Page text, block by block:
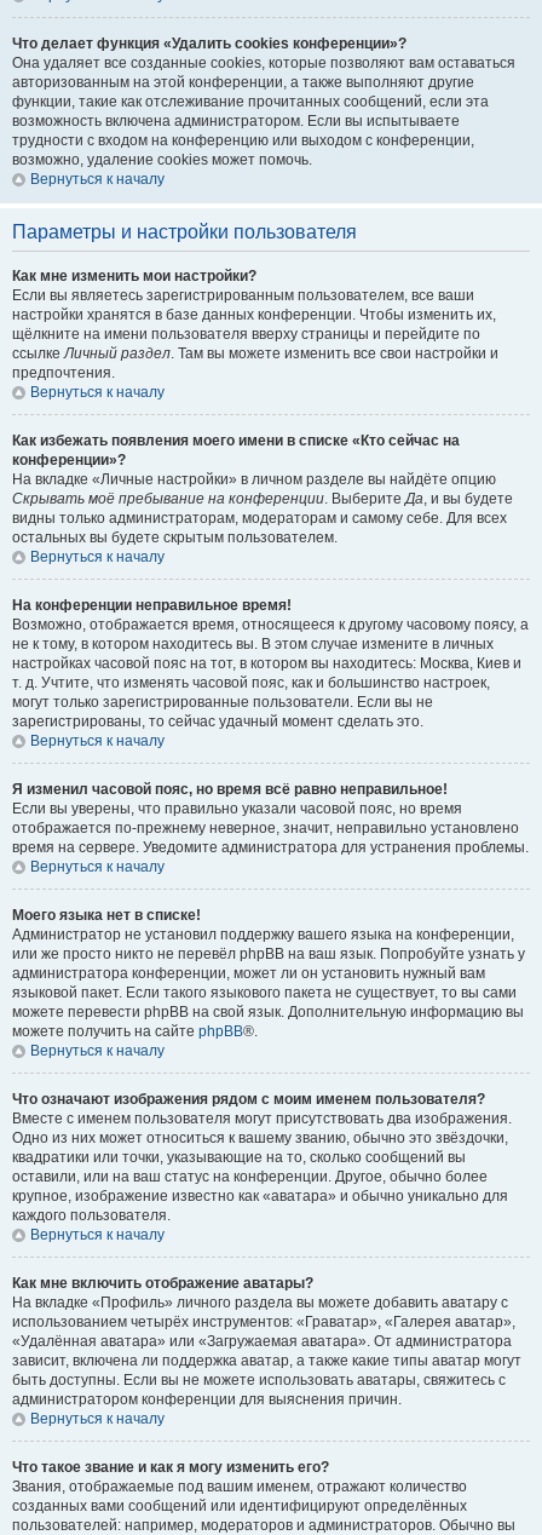
Что делает функция «Удалить cookies конференции»?
Она удаляет все созданные cookies, которые позволяют вам оставаться
авторизованным на этой конференции, а также выполняют другие
функции, такие как отслеживание прочитанных сообщений, если эта
возможность включена администратором. Если вы испытываете
трудности с входом на конференцию или выходом с конференции,
возможно, удаление cookies может помочь.
Вернуться к началу
Параметры и настройки пользователя
Как мне изменить мои настройки?
Если вы являетесь зарегистрированным пользователем, все ваши
настройки хранятся в базе данных конференции. Чтобы изменить их,
щёлкните на имени пользователя вверху страницы и перейдите по
ссылкеЛичный раздел. Там вы можете изменить все свои настройки и
предпочтения.
Вернуться к началу
Как избежать появления моего имени в списке «Кто сейчас на
конференции»?
На вкладке «Личные настройки» в личном разделе вы найдёте опцию
Скрывать моё пребывание на конференции. ВыберитеДа, и вы будете
видны только администраторам, модераторам и самому себе. Для всех
остальных вы будете скрытым пользователем.
Вернуться к началу
На конференции неправильное время!
Возможно, отображается время, относящееся к другому часовому поясу, а
не к тому, в котором находитесь вы. В этом случае измените в личных
настройках часовой пояс на тот, в котором вы находитесь: Москва, Киев и
т. д. Учтите, что изменять часовой пояс, как и большинство настроек,
могут только зарегистрированные пользователи. Если вы не
зарегистрированы, то сейчас удачный момент сделать это.
Вернуться к началу
Я изменил часовой пояс, но время всё равно неправильное!
Если вы уверены, что правильно указали часовой пояс, но время
отображается по-прежнему неверное, значит, неправильно установлено
время на сервере. Уведомите администратора для устранения проблемы.
Вернуться к началу
Моего языка нет в списке!
Администратор не установил поддержку вашего языка на конференции,
или же просто никто не перевёл phpBB на ваш язык. Попробуйте узнать у
администратора конференции, может ли он установить нужный вам
языковой пакет. Если такого языкового пакета не существует, то вы сами
можете перевести phpBB на свой язык. Дополнительную информацию вы
можете получить на сайте phpBB®.
Вернуться к началу
Что означают изображения рядом с моим именем пользователя?
Вместе с именем пользователя могут присутствовать два изображения.
Одно из них может относиться к вашему званию, обычно это звёздочки,
квадратики или точки, указывающие на то, сколько сообщений вы
оставили, или на ваш статус на конференции. Другое, обычно более
крупное, изображение известно как «аватара» и обычно уникально для
каждого пользователя.
Вернуться к началу
Как мне включить отображение аватары?
На вкладке «Профиль» личного раздела вы можете добавить аватару с
использованием четырёх инструментов: «Граватар», «Галерея аватар»,
«Удалённая аватара» или «Загружаемая аватара». От администратора
зависит, включена ли поддержка аватар, а также какие типы аватар могут
быть доступны. Если вы не можете использовать аватары, свяжитесь с
администратором конференции для выяснения причин.
Вернуться к началу
Что такое звание и как я могу изменить его?
Звания, отображаемые под вашим именем, отражают количество
созданных вами сообщений или идентифицируют определённых
пользователей: например, модераторов и администраторов. Обычно вы